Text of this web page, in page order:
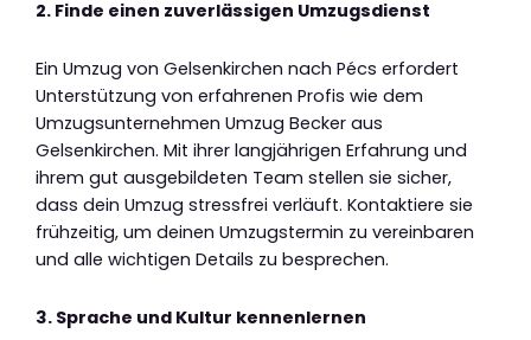
2. Finde einen zuverlässigen Umzugsdienst
Ein Umzug von Gelsenkirchen nach Pécs erfordert
Unterstützung von erfahrenen Profis wie dem
Umzugsunternehmen Umzug Becker aus
Gelsenkirchen. Mit ihrer langjährigen Erfahrung und
ihrem gut ausgebildeten Team stellen sie sicher,
dass dein Umzug stressfrei verläuft. Kontaktiere sie
frühzeitig, um deinen Umzugstermin zu vereinbaren
und alle wichtigen Details zu besprechen.
3. Sprache und Kultur kennenlernen